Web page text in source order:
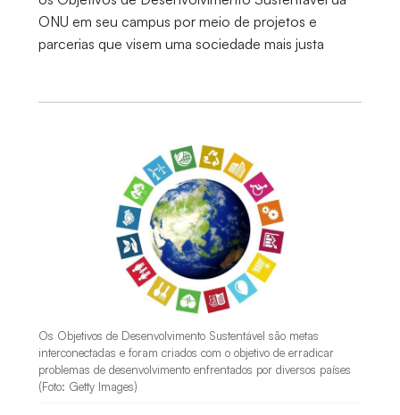
ONU em seu campus por meio de projetos e
parcerias que visem uma sociedade mais justa
Os Objetivos de Desenvolvimento Sustentável são metas
interconectadas e foram criados com o objetivo de erradicar
problemas de desenvolvimento enfrentados por diversos países
(Foto: Getty Images)